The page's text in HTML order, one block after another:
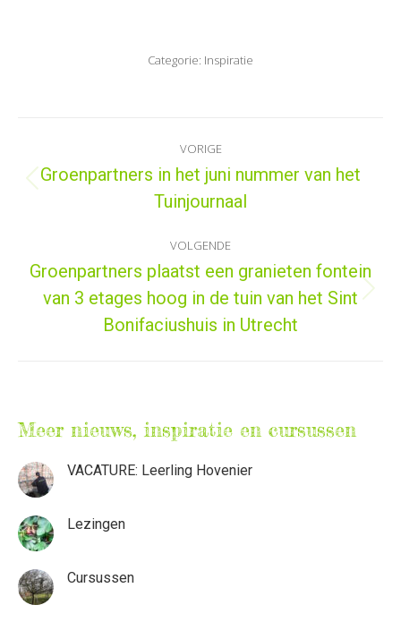
Categorie: Inspiratie
navigatie
VORIGE
Vorig
Groenpartners in het juni nummer van het
Tuinjournaal
VOLGENDE
Volgend
bericht
Groenpartners plaatst een granieten fontein
van 3 etages hoog in de tuin van het Sint
Bonifaciushuis in Utrecht
Meer nieuws, inspiratie en cursussen
VACATURE: Leerling Hovenier
Lezingen
Cursussen